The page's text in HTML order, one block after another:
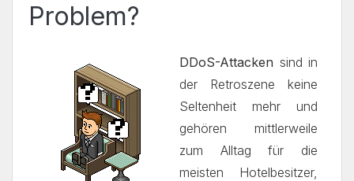
Problem?
DDoS-Attacken sind in
der Retroszene keine
Seltenheit mehr und
gehören mittlerweile
zum Alltag für die
meisten Hotelbesitzer,